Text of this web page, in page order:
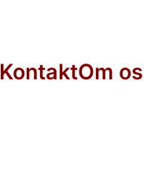
KontaktOm